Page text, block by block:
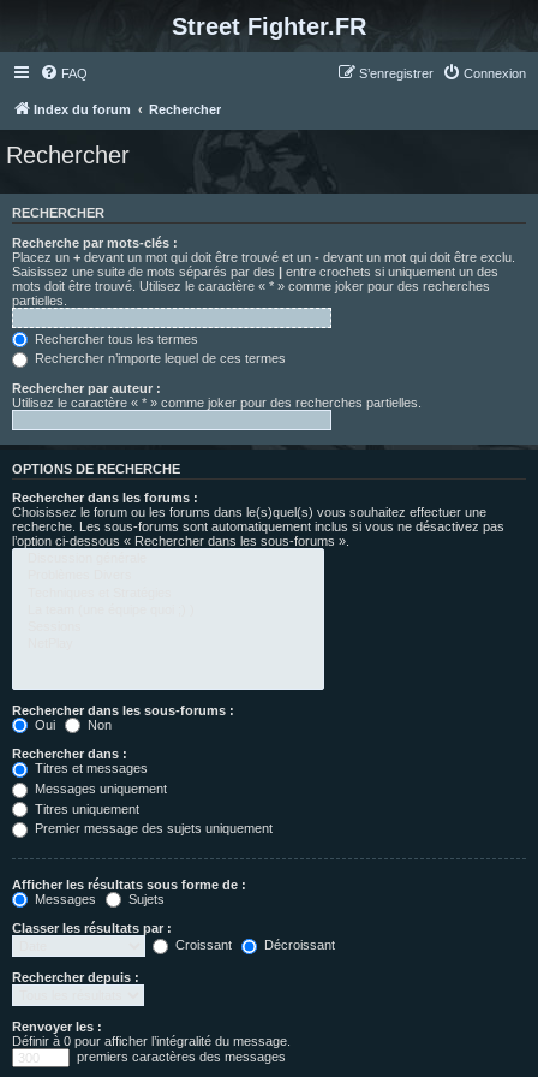
Street Fighter.FR
FAQ Connexion
S’enregistrer
Index du forum Rechercher
Rechercher
RECHERCHER
Recherche par mots-clés :
Placez un + devant un mot qui doit être trouvé et un - devant un mot qui doit être exclu.
Saisissez une suite de mots séparés par des | entre crochets si uniquement un des
mots doit être trouvé. Utilisez le caractère « * » comme joker pour des recherches
partielles.
Rechercher tous les termes
Rechercher n’importe lequel de ces termes
Rechercher par auteur :
Utilisez le caractère « * » comme joker pour des recherches partielles.
OPTIONS DE RECHERCHE
Rechercher dans les forums :
Choisissez le forum ou les forums dans le(s)quel(s) vous souhaitez effectuer une
recherche. Les sous-forums sont automatiquement inclus si vous ne désactivez pas
l’option ci-dessous « Rechercher dans les sous-forums ».
Rechercher dans les sous-forums :
Oui
Non
Rechercher dans :
Titres et messages
Messages uniquement
Titres uniquement
Premier message des sujets uniquement
Afficher les résultats sous forme de :
Messages
Sujets
Classer les résultats par :
Croissant
Décroissant
Rechercher depuis :
Renvoyer les :
Définir à 0 pour afficher l’intégralité du message.
premiers caractères des messages